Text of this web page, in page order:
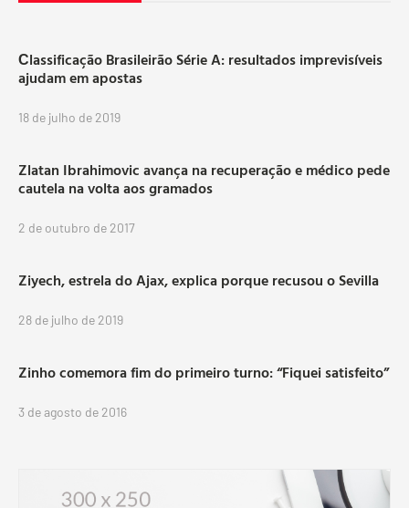
Сlassificação Brasileirão Série A: resultados imprevisíveis
ajudam em apostas
18 de julho de 2019
Zlatan Ibrahimovic avança na recuperação e médico pede
cautela na volta aos gramados
2 de outubro de 2017
Ziyech, estrela do Ajax, explica porque recusou o Sevilla
28 de julho de 2019
Zinho comemora fim do primeiro turno: “Fiquei satisfeito”
3 de agosto de 2016